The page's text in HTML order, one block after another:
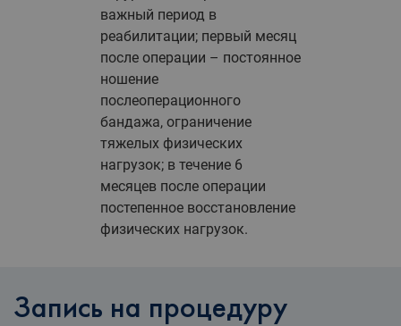
важный период в
реабилитации; первый месяц
после операции – постоянное
ношение
послеоперационного
бандажа, ограничение
тяжелых физических
нагрузок; в течение 6
месяцев после операции
постепенное восстановление
физических нагрузок.
Запись на процедуру